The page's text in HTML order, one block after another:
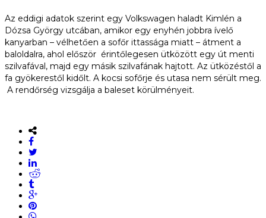
Az eddigi adatok szerint egy Volkswagen haladt Kimlén a
Dózsa György utcában, amikor egy enyhén jobbra ívelő
kanyarban – vélhetően a sofőr ittassága miatt – átment a
baloldalra, ahol először érintőlegesen ütközött egy út menti
szilvafával, majd egy másik szilvafának hajtott. Az ütközéstől a
fa gyökerestől kidőlt. A kocsi sofőrje és utasa nem sérült meg.
A rendőrség vizsgálja a baleset körülményeit.